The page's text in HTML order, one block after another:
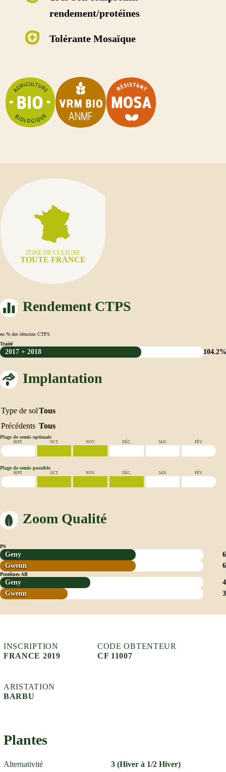
rendement/protéines
Tolérante Mosaïque
ZONE DE CULTURE
TOUTE FRANCE
Rendement CTPS
en % des témoins CTPS
Traité
2017 + 2018
Implantation
Type de solTous
Précédents Tous
Plage de semis optimale
SEPT. OCT. NOV. DÉC. JAN. FÉV.
Plage de semis possible
SEPT. OCT. NOV. DÉC. JAN. FÉV.
Zoom Qualité
PS
Geny
6
Gwenn
6
Protéines AB
Geny
4
Gwenn
3
INSCRIPTION
FRANCE 2019
CODE OBTENTEUR
CF 11007
ARISTATION
BARBU
Plantes
Alternativité 3 (Hiver à 1/2 Hiver)